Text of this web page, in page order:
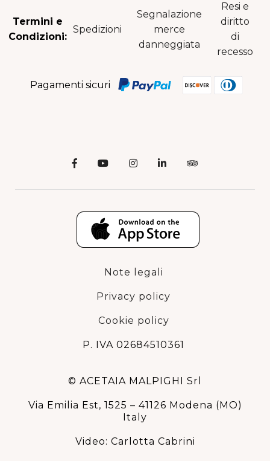
Termini e
Condizioni:
Spedizioni
Segnalazione
merce
danneggiata
Resi e
diritto
di
recesso
Pagamenti sicuri
Note legali
Privacy policy
Cookie policy
P. IVA 02684510361
© ACETAIA MALPIGHI Srl
Via Emilia Est, 1525 – 41126 Modena (MO)
Italy
Video: Carlotta Cabrini